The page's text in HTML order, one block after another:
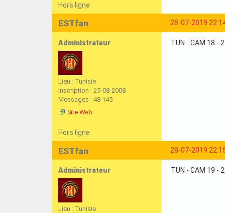
Hors ligne
28-07-2019
ESTfan
Administrateur
Lieu : Tunisie
Inscription : 25-08-2008
Messages : 48 145
Site Web
TUN - CAM 18 -
Hors ligne
28-07-2019
ESTfan
Administrateur
Lieu : Tunisie
TUN - CAM 19 -